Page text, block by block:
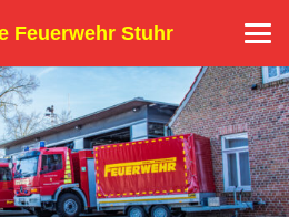
Feuerwehr Stuhr